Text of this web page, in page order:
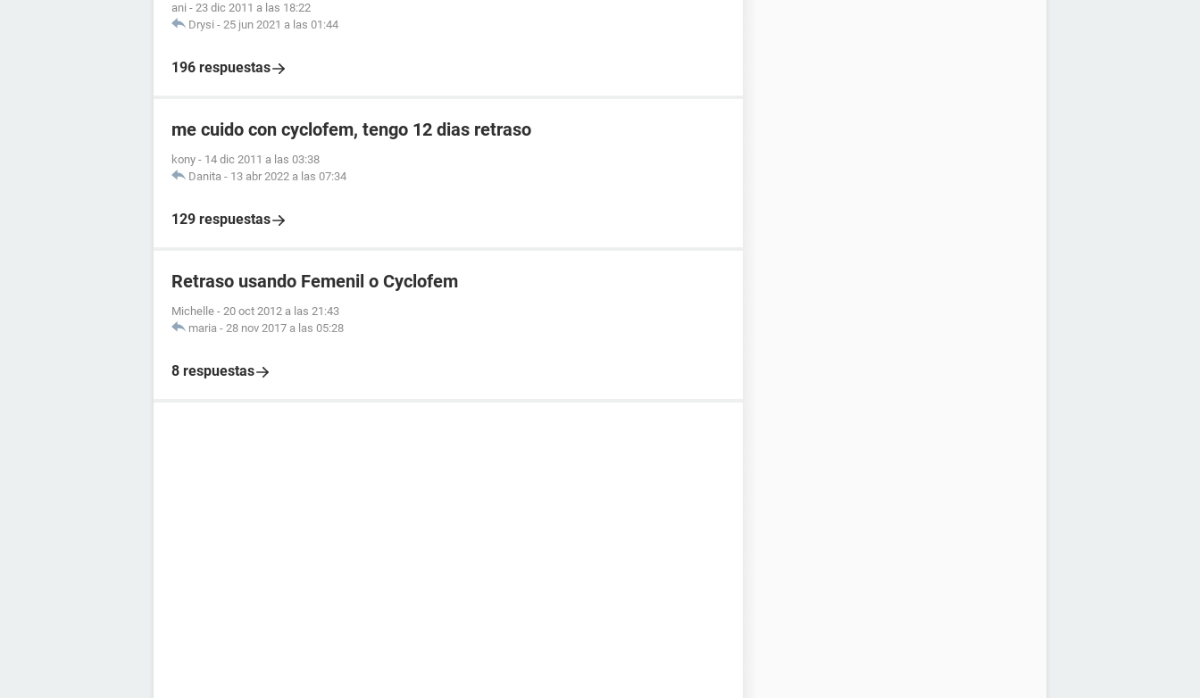
ani - 23 dic 2011 a las 18:22
Drysi - 25 jun 2021 a las 01:44
196 respuestas
me cuido con cyclofem, tengo 12 dias retraso
kony - 14 dic 2011 a las 03:38
Danita - 13 abr 2022 a las 07:34
129 respuestas
Retraso usando Femenil o Cyclofem
Michelle - 20 oct 2012 a las 21:43
maria - 28 nov 2017 a las 05:28
8 respuestas